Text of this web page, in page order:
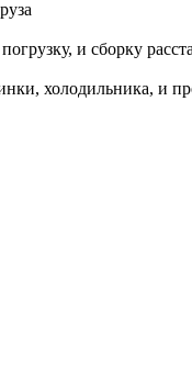
и сборку
холодильника, и